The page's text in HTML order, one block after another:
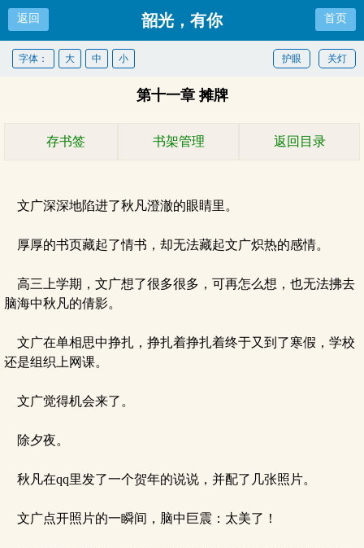
返回 韶光，有你 首页
关灯
护眼
字体： 大 中 小
第十一章 摊牌
存书签 书架管理 返回目录
文广深深地陷进了秋凡澄澈的眼睛里。
厚厚的书页藏起了情书，却无法藏起文广炽热的感情。
高三上学期，文广想了很多很多，可再怎么想，也无法拂去
脑海中秋凡的倩影。
文广在单相思中挣扎，挣扎着挣扎着终于又到了寒假，学校
还是组织上网课。
文广觉得机会来了。
除夕夜。
秋凡在qq里发了一个贺年的说说，并配了几张照片。
文广点开照片的一瞬间，脑中巨震：太美了！